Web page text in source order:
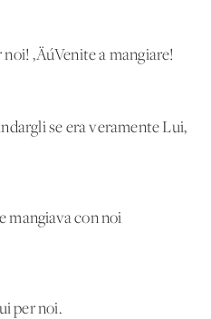
‚ÄúVenite a mangiare!
se era veramente Lui,
mangiava con noi
per noi.